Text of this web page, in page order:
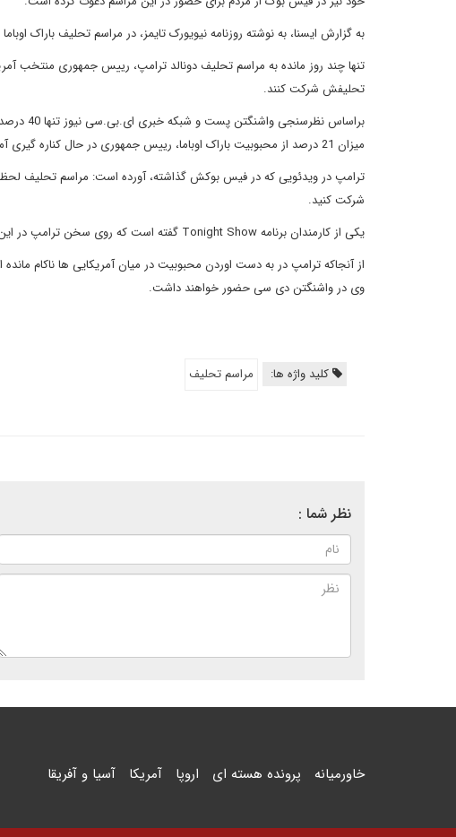
به گزارش ایسنا، به نوشته روزنامه نیویورک تایمز، در مراسم تحلیف باراک اوباما 8 / 1 میلیون تن شرکت داشتند.
تنها چند روز مانده به مراسم تحلیف دونالد ترامپ، رییس جمهوری منتخب
تحلیفش شرکت کنند.
براساس
میزان 21 درصد از محبوبیت باراک اوباما، رییس جمهوری در حال کناره گیری آمریکا کمتر است.
ترامپ در ویدئویی که در فیس بوکش گذاشته، آورده است: مراسم تحلیف
شرکت کنید.
یکی از کارمندان برنامهTonight Show گفته است که روی سخن ترامپ در این پیام
وی در واشنگتن دی سی حضور خواهند داشت.
کلید واژه ها: مراسم تحلیف
نظر شما :
خاورمیانه پرونده هسته ای اروپا آمریکا آسیا و آفریقا